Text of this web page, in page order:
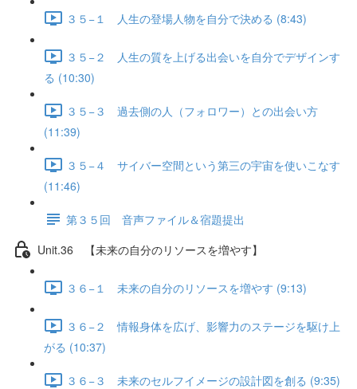
３５−１ 人生の登場人物を自分で決める (8:43)
３５−２ 人生の質を上げる出会いを自分でデザインす
る (10:30)
３５−３ 過去側の人（フォロワー）との出会い方
(11:39)
３５−４ サイバー空間という第三の宇宙を使いこなす
(11:46)
第３５回 音声ファイル＆宿題提出
Unit.36 【未来の自分のリソースを増やす】
３６−１ 未来の自分のリソースを増やす (9:13)
３６−２ 情報身体を広げ、影響力のステージを駆け上
がる (10:37)
３６−３ 未来のセルフイメージの設計図を創る (9:35)